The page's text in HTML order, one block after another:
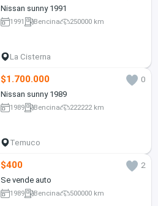
Nissan sunny 1991
1991 Bencina 250000 km
La Cisterna
$1.700.000
0
Nissan sunny 1989
1989 Bencina 222222 km
Temuco
$400
2
Se vende auto
1989 Bencina 500000 km